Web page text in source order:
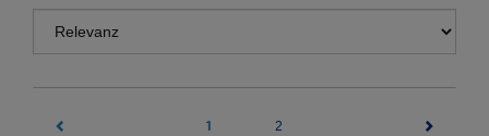
1 2(current)